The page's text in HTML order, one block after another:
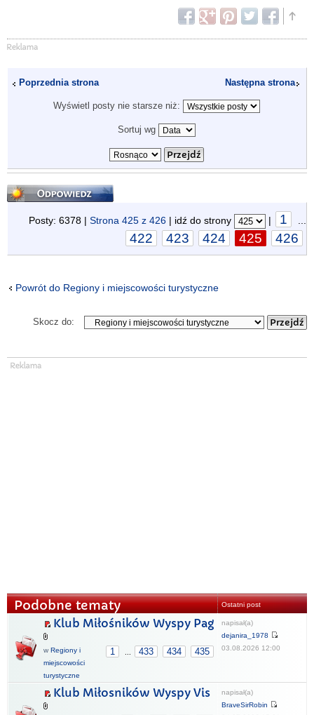
Poprzednia strona Następna strona
Wyświetl posty nie starsze niż:
Sortuj wg
Odpowiedz
Posty: 6378 | Strona 425 z 426 | idź do strony | 1 ...
422 423 424 425 426
Powrót do Regiony i miejscowości turystyczne
Skocz do:
Podobne tematy Ostatni post
Klub Miłośników Wyspy Pag
1 ... 433 434 435
w Regiony i
miejscowości
turystyczne
napisał(a)
dejanira_1978
03.08.2026 12:00
Klub Miłosników Wyspy Vis
napisał(a)
BraveSirRobin